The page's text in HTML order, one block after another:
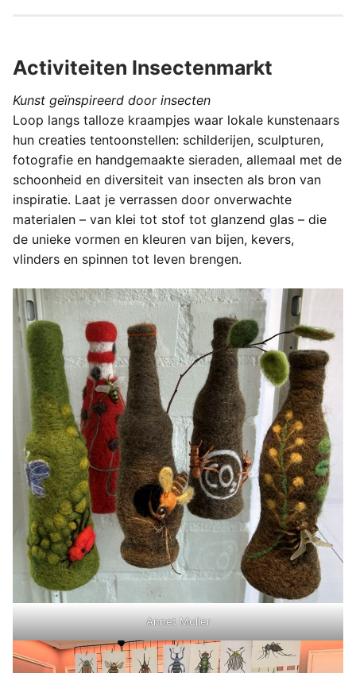
Activiteiten Insectenmarkt
Kunst geïnspireerd door insecten
Loop langs talloze kraampjes waar lokale kunstenaars
hun creaties tentoonstellen: schilderijen, sculpturen,
fotografie en handgemaakte sieraden, allemaal met de
schoonheid en diversiteit van insecten als bron van
inspiratie. Laat je verrassen door onverwachte
materialen – van klei tot stof tot glanzend glas – die
de unieke vormen en kleuren van bijen, kevers,
vlinders en spinnen tot leven brengen.
Annet Muller